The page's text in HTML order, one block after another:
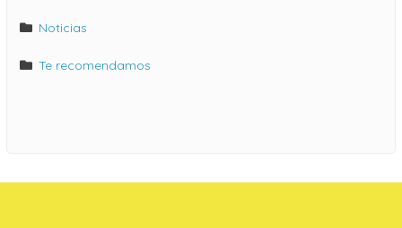
Noticias
Te recomendamos